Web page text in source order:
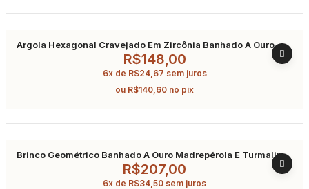
Argola Hexagonal Cravejado Em Zircônia Banhado A Ouro
R$148,00
6x de R$24,67 sem juros
ou R$140,60 no pix
Brinco Geométrico Banhado A Ouro Madrepérola E Turmalina
R$207,00
6x de R$34,50 sem juros